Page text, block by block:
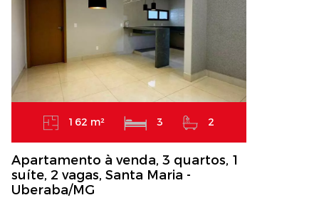
162 m² 3 2
Apartamento à venda, 3 quartos, 1
suíte, 2 vagas, Santa Maria -
Uberaba/MG